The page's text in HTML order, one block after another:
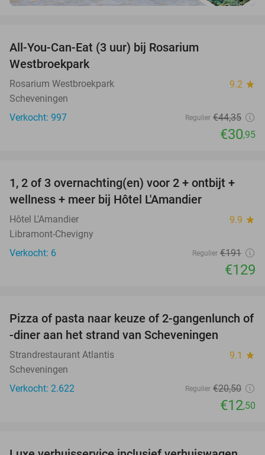
All-You-Can-Eat (3 uur) bij Rosarium
Westbroekpark
Rosarium Westbroekpark 9.2 star
Scheveningen
Verkocht: 997
Regulier €44,35
€30,95
32%
TODAY
1, 2 of 3 overnachting(en) voor 2 + ontbijt +
wellness + meer bij Hôtel L'Amandier
Hôtel L'Amandier 9.9 star
Libramont-Chevigny
Verkocht: 6
Regulier €191
€129
39%
Pizza of pasta naar keuze of 2-gangenlunch of
-diner aan het strand van Scheveningen
Strandrestaurant Atlantis 9.1 star
Scheveningen
Verkocht: 2.622
Regulier €20,50
€12,50